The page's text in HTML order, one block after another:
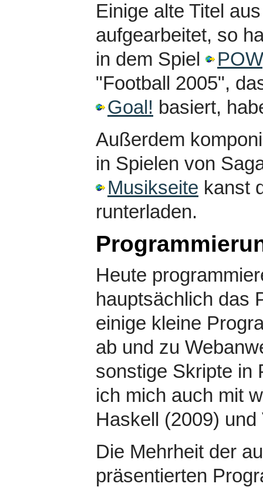
Einige alte Titel
aufgearbeitet, so
in dem Spiel
POW
"Football 2005",
Goal! basiert,
Außerdem
in Spielen von
Musikseite kanst
runterladen.
Heute
hauptsächlich das
einige kleine
ab und zu
sonstige Skripte in
ich mich auch mit
Haskell (2009)
Die Mehrheit der
präsentierten